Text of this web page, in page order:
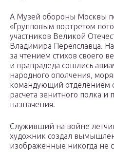
А Музей обороны Москвы
«Групповым портретом
участников Великой
Владимира Переяславца.
за чтением стихов своего
и прапрадеда сошлись
народного ополчения,
командующий отделением
расчета зенитного полка и
назначения.
Служивший на войне
художник создал
изображенные никогда не